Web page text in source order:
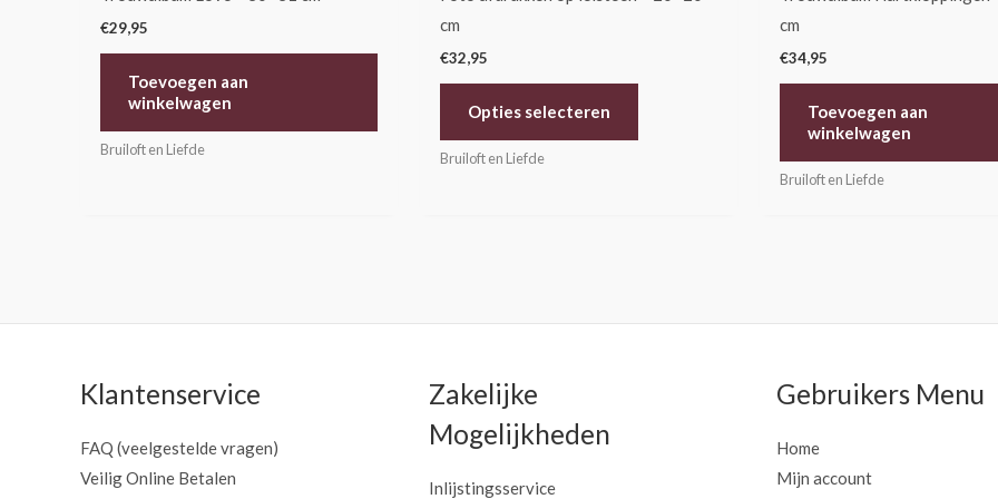
€29,95
Toevoegen aan
winkelwagen
Bruiloft en Liefde
cm
€32,95
Opties selecteren
Bruiloft en Liefde
cm
€34,95
Toevoegen aan
winkelwagen
Bruiloft en Liefde
Klantenservice
FAQ (veelgestelde vragen)
Veilig Online Betalen
Zakelijke
Mogelijkheden
Inlijstingsservice
Gebruikers Menu
Home
Mijn account